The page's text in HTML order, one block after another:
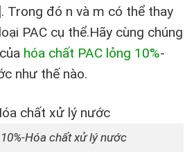
Trong đó n và m có thể thay
PAC cụ thể.Hãy cùng chúng
hóa chất PAC lỏng 10%-
như thế nào.
Hóa chất xử lý nước